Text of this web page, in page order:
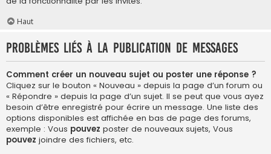
Haut
Problèmes liés à la publication de messages
Comment créer un nouveau sujet ou poster une réponse ?
Cliquez sur le bouton « Nouveau » depuis la page d’un forum ou
« Répondre » depuis la page d’un sujet. Il se peut que vous ayez
besoin d’être enregistré pour écrire un message. Une liste des
options disponibles est affichée en bas de page des forums,
exemple : Vous pouvez poster de nouveaux sujets, Vous
pouvez joindre des fichiers, etc.